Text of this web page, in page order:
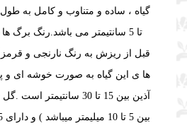
رنگ برگ
قبل از ریزش به رنگ نارنجی و
ها ی این گیاه به صورت خوشه ای و
آذین بین 15 تا 30 سانتیمتر است .
گل